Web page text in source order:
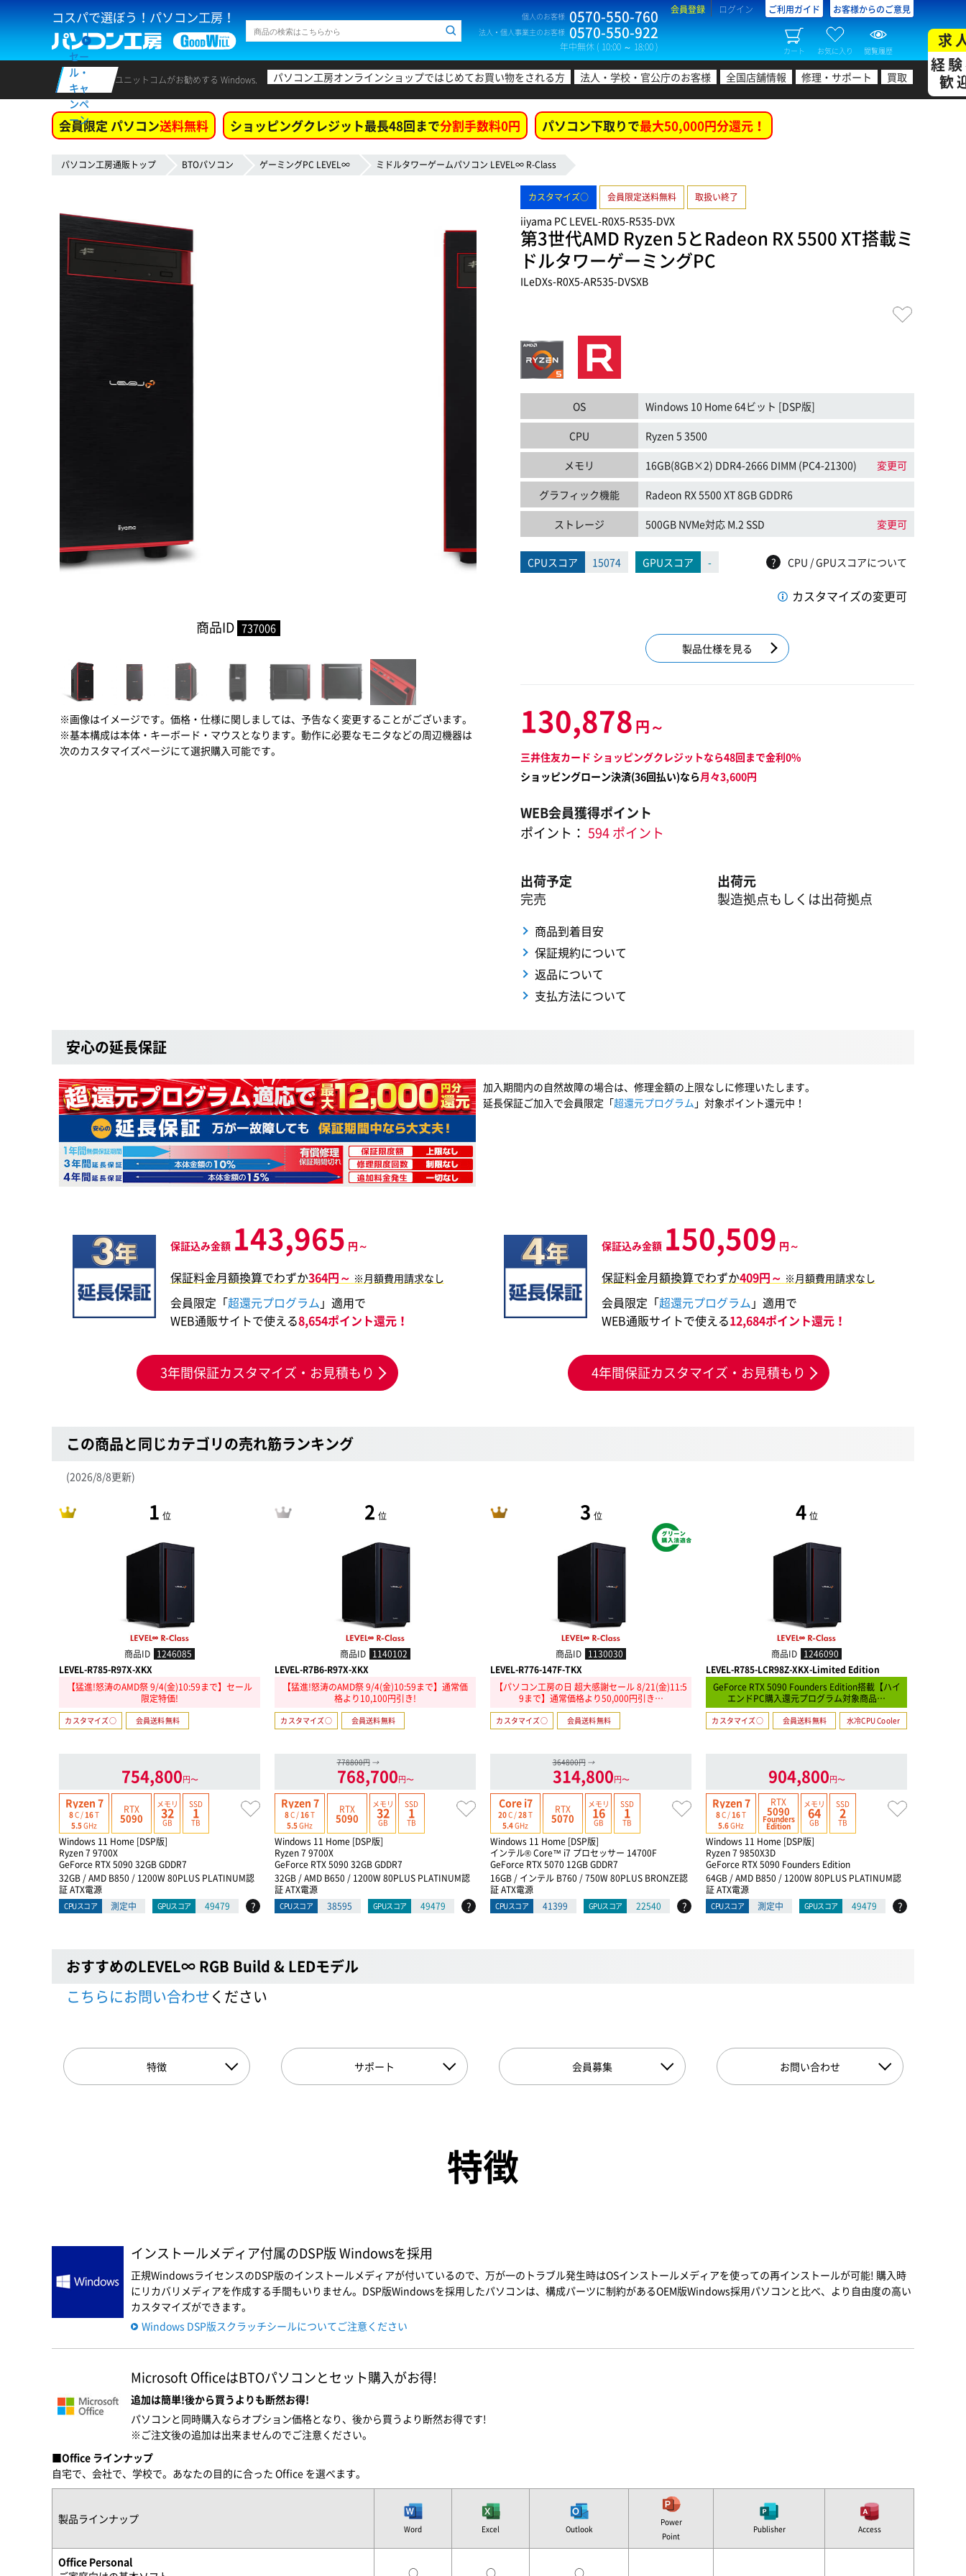
コスパで選ぼう！パソコン工房！ 個人のお客様 0570-550-760
法人・個人事業主のお客様 0570-550-922
年中無休 ( 10:00 ～ 18:00 )
会員登録 ログイン ご利用ガイド お客様からのご意見
カート お気に入り 閲覧履歴
セー
ル・
キャ
ンペ
ーン
ユニットコムがお勧めする Windows. パソコン工房オンラインショップではじめてお買い物をされる方 法人・学校・官公庁のお客様 全国店舗情報 修理・サポート 買取
求
経
歓
会員限定 パソコン送料無料 ショッピングクレジット最長48回まで分割手数料0円 パソコン下取りで最大50,000円分還元！
パソコン工房通販トップ BTOパソコン ゲーミングPC LEVEL∞ ミドルタワーゲームパソコン LEVEL∞ R-Class
商品ID 737006
※画像はイメージです。価格・仕様に関しましては、予告なく変更することがございます。
※基本構成は本体・キーボード・マウスとなります。動作に必要なモニタなどの周辺機器は
次のカスタマイズページにて選択購入可能です。
カスタマイズ○ 会員限定送料無料 取扱い終了
iiyama PC LEVEL-R0X5-R535-DVX
第3世代AMD Ryzen 5とRadeon RX 5500 XT搭載ミ
ドルタワーゲーミングPC
ILeDXs-R0X5-AR535-DVSXB
OS Windows 10 Home 64ビット [DSP版]
CPU Ryzen 5 3500
メモリ 16GB(8GB×2) DDR4-2666 DIMM (PC4-21300) 変更可
グラフィック機能 Radeon RX 5500 XT 8GB GDDR6
ストレージ 500GB NVMe対応 M.2 SSD 変更可
CPUスコア 15074 GPUスコア - ? CPU / GPUスコアについて
カスタマイズの変更可
製品仕様を見る
130,878 円～
三井住友カード ショッピングクレジットなら48回まで金利0%
ショッピングローン決済(36回払い)なら月々3,600円
WEB会員獲得ポイント
ポイント： 594 ポイント
出荷予定
完売
出荷元
製造拠点もしくは出荷拠点
商品到着目安
保証規約について
返品について
支払方法について
安心の延長保証
加入期間内の自然故障の場合は、修理金額の上限なしに修理いたします。
延長保証ご加入で会員限定「超還元プログラム 」対象ポイント還元中！
保証込み金額 143,965 円～
保証料金月額換算でわずか364円～ ※月額費用請求なし
会員限定「超還元プログラム 」適用で
WEB通販サイトで使える8,654ポイント還元！
3年間保証カスタマイズ・お見積もり
保証込み金額 150,509 円～
保証料金月額換算でわずか409円～ ※月額費用請求なし
会員限定「超還元プログラム 」適用で
WEB通販サイトで使える12,684ポイント還元！
4年間保証カスタマイズ・お見積もり
この商品と同じカテゴリの売れ筋ランキング
(2026/8/8更新)
1 位
商品ID 1246085
LEVEL-R785-R97X-XKX
【猛進!怒涛のAMD祭 9/4(金)10:59まで】セール
限定特価!
カスタマイズ○ 会員送料無料
754,800円〜
Ryzen 7
8C /16T
5.5GHz
RTX
5090
メモリ
32
GB
SSD
1
TB
Windows 11 Home [DSP版]
Ryzen 7 9700X
GeForce RTX 5090 32GB GDDR7
32GB / AMD B850 / 1200W 80PLUS PLATINUM認
証 ATX電源
CPUスコア 測定中 GPUスコア 49479 ?
2 位
商品ID 1140102
LEVEL-R7B6-R97X-XKX
【猛進!怒涛のAMD祭 9/4(金)10:59まで】通常価
格より10,100円引き!
カスタマイズ○ 会員送料無料
778800円 →
768,700円〜
Ryzen 7
8C /16T
5.5GHz
RTX
5090
メモリ
32
GB
SSD
1
TB
Windows 11 Home [DSP版]
Ryzen 7 9700X
GeForce RTX 5090 32GB GDDR7
32GB / AMD B650 / 1200W 80PLUS PLATINUM認
証 ATX電源
CPUスコア 38595 GPUスコア 49479 ?
3 位
商品ID 1130030
LEVEL-R776-147F-TKX
【パソコン工房の日 超大感謝セール 8/21(金)11:5
9まで】通常価格より50,000円引き…
カスタマイズ○ 会員送料無料
364800円 →
314,800円〜
Core i7
20C /28T
5.4GHz
RTX
5070
メモリ
16
GB
SSD
1
TB
Windows 11 Home [DSP版]
インテル® Core™ i7 プロセッサー 14700F
GeForce RTX 5070 12GB GDDR7
16GB / インテル B760 / 750W 80PLUS BRONZE認
証 ATX電源
CPUスコア 41399 GPUスコア 22540 ?
4 位
商品ID 1246090
LEVEL-R785-LCR98Z-XKX-Limited Edition
GeForce RTX 5090 Founders Edition搭載【ハイ
エンドPC購入還元プログラム対象商品…
カスタマイズ○ 会員送料無料 水冷CPU Cooler
904,800円〜
Ryzen 7
8C /16T
5.6GHz
RTX
5090
Founders
Edition
メモリ
64
GB
SSD
2
TB
Windows 11 Home [DSP版]
Ryzen 7 9850X3D
GeForce RTX 5090 Founders Edition
64GB / AMD B850 / 1200W 80PLUS PLATINUM認
証 ATX電源
CPUスコア 測定中 GPUスコア 49479 ?
おすすめのLEVEL∞ RGB Build & LEDモデル
こちらにお問い合わせください
特徴 サポート 会員募集 お問い合わせ
特徴
インストールメディア付属のDSP版 Windowsを採用
正規WindowsライセンスのDSP版のインストールメディアが付いているので、万が一のトラブル発生時はOSインストールメディアを使っての再インストールが可能! 購入時
にリカバリメディアを作成する手間もいりません。DSP版Windowsを採用したパソコンは、構成パーツに制約があるOEM版Windows採用パソコンと比べ、より自由度の高い
カスタマイズができます。
Windows DSP版スクラッチシールについてご注意ください
Microsoft OfficeはBTOパソコンとセット購入がお得!
追加は簡単!後から買うよりも断然お得!
パソコンと同時購入ならオプション価格となり、後から買うより断然お得です!
※ご注文後の追加は出来ませんのでご注意ください。
■Office ラインナップ
自宅で、会社で、学校で。あなたの目的に合った Office を選べます。
製品ラインナップ
Word Excel Outlook
Power
Point
Publisher Access
Office Personal
○ ○ ○